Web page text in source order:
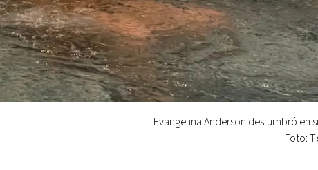
Evangelina Anderson deslumbró en
Foto: